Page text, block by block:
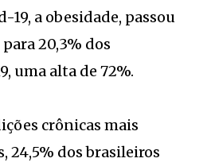
19, a obesidade, passou
20,3% dos
uma alta de 72%.
crônicas mais
24,5% dos brasileiros